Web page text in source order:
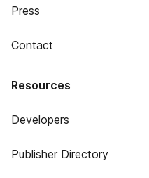
Press
Contact
Resources
Developers
Publisher Directory